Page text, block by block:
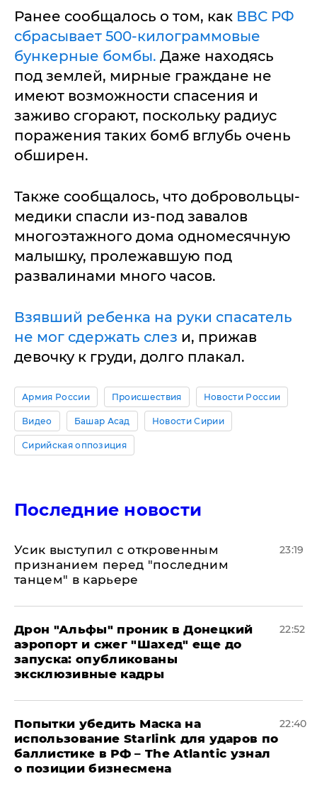
Ранее сообщалось о том, как ВВС РФ
сбрасывает 500-килограммовые
бункерные бомбы. Даже находясь
под землей, мирные граждане не
имеют возможности спасения и
заживо сгорают, поскольку радиус
поражения таких бомб вглубь очень
обширен.
Также сообщалось, что добровольцы-
медики спасли из-под завалов
многоэтажного дома одномесячную
малышку, пролежавшую под
развалинами много часов.
Взявший ребенка на руки спасатель
не мог сдержать слез и, прижав
девочку к груди, долго плакал.
Армия России Происшествия Новости России
Видео Башар Асад Новости Сирии
Сирийская оппозиция
Последние новости
Усик выступил с откровенным
признанием перед "последним
танцем" в карьере
23:19
Дрон "Альфы" проник в Донецкий
аэропорт и сжег "Шахед" еще до
запуска: опубликованы
эксклюзивные кадры
22:52
Попытки убедить Маска на
использование Starlink для ударов по
баллистике в РФ – The Atlantic узнал
о позиции бизнесмена
22:40